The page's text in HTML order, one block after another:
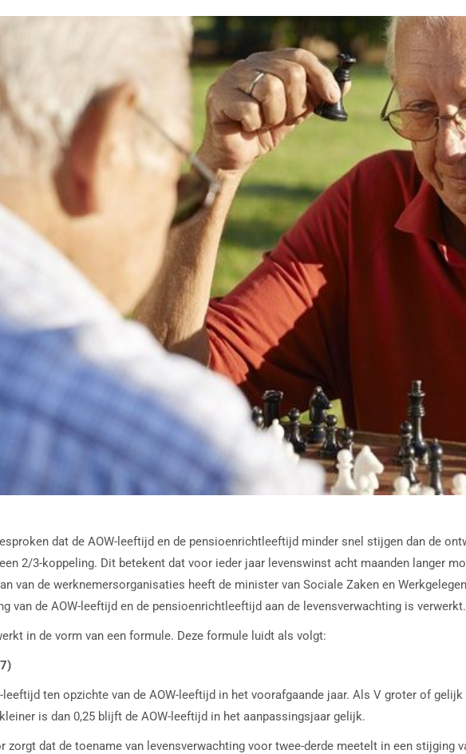
dat de AOW-leeftijd en de pensioenrichtleeftijd minder snel stijgen dan de
2/3-koppeling. Dit betekent dat voor ieder jaar levenswinst acht maanden langer
van de werknemersorganisaties heeft de minister van Sociale Zaken en
van de AOW-leeftijd en de pensioenrichtleeftijd aan de levensverwachting is verwerkt.
in de vorm van een formule. Deze formule luidt als volgt:
leeftijd ten opzichte van de AOW-leeftijd in het voorafgaande jaar. Als V groter of
is dan 0,25 blijft de AOW-leeftijd in het aanpassingsjaar gelijk.
zorgt dat de toename van levensverwachting voor twee-derde meetelt in een stijging